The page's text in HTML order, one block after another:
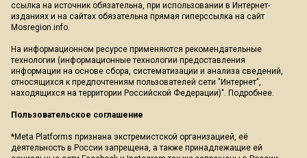
ссылка на источник обязательна, при использовании в Интернет-
изданиях и на сайтах обязательна прямая гиперссылка на сайт
Mosregion.info.
На информационном ресурсе применяются рекомендательные
технологии (информационные технологии предоставления
информации на основе сбора, систематизации и анализа сведений,
относящихся к предпочтениям пользователей сети "Интернет",
находящихся на территории Российской Федерации)". Подробнее.
Пользовательское соглашение
*Meta Platforms признана экстремистской организацией, её
деятельность в России запрещена, а также принадлежащие ей